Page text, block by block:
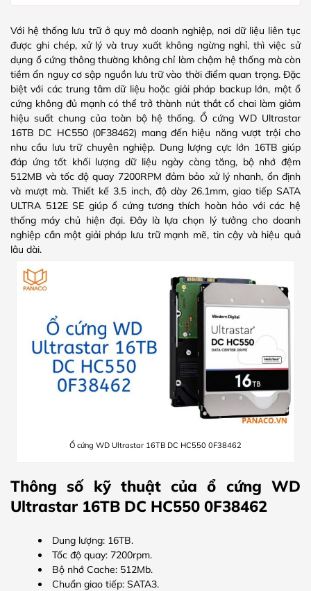
Với hệ thống lưu trữ ở quy mô doanh nghiệp, nơi dữ liệu liên tục
được ghi chép, xử lý và truy xuất không ngừng nghỉ, thì việc sử
dụng ổ cứng thông thường không chỉ làm chậm hệ thống mà còn
tiềm ẩn nguy cơ sập nguồn lưu trữ vào thời điểm quan trọng. Đặc
biệt với các trung tâm dữ liệu hoặc giải pháp backup lớn, một ổ
cứng không đủ mạnh có thể trở thành nút thắt cổ chai làm giảm
hiệu suất chung của toàn bộ hệ thống. Ổ cứng WD Ultrastar
16TB DC HC550 (0F38462) mang đến hiệu năng vượt trội cho
nhu cầu lưu trữ chuyên nghiệp. Dung lượng cực lớn 16TB giúp
đáp ứng tốt khối lượng dữ liệu ngày càng tăng, bộ nhớ đệm
512MB và tốc độ quay 7200RPM đảm bảo xử lý nhanh, ổn định
và mượt mà. Thiết kế 3.5 inch, độ dày 26.1mm, giao tiếp SATA
ULTRA 512E SE giúp ổ cứng tương thích hoàn hảo với các hệ
thống máy chủ hiện đại. Đây là lựa chọn lý tưởng cho doanh
nghiệp cần một giải pháp lưu trữ mạnh mẽ, tin cậy và hiệu quả
lâu dài.
Ổ cứng WD Ultrastar 16TB DC HC550 0F38462
Thông số kỹ thuật của ổ cứng WD
Ultrastar 16TB DC HC550 0F38462
Dung lượng: 16TB.
Tốc độ quay: 7200rpm.
Bộ nhớ Cache: 512Mb.
Chuẩn giao tiếp: SATA3.